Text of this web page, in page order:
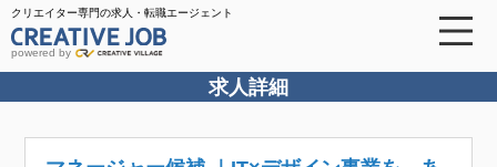
クリエイター専門の求人・転職エージェント
powered by
求人詳細